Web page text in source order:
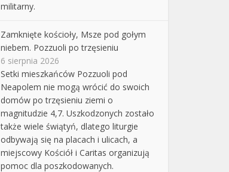
militarny.
Zamknięte kościoły, Msze pod gołym
niebem. Pozzuoli po trzęsieniu
6 sierpnia 2026
Setki mieszkańców Pozzuoli pod
Neapolem nie mogą wrócić do swoich
domów po trzęsieniu ziemi o
magnitudzie 4,7. Uszkodzonych zostało
także wiele świątyń, dlatego liturgie
odbywają się na placach i ulicach, a
miejscowy Kościół i Caritas organizują
pomoc dla poszkodowanych.